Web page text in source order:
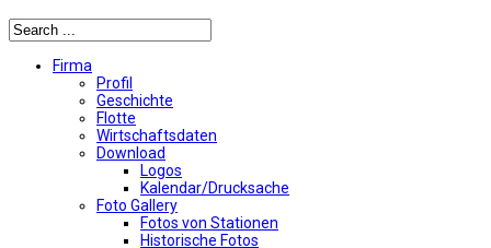
Firma
Profil
Geschichte
Flotte
Wirtschaftsdaten
Download
Logos
Kalendar/Drucksache
Foto Gallery
Fotos von Stationen
Historische Fotos